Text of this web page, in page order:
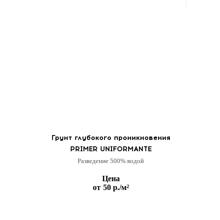
Грунт глубокого проникновения
PRIMER UNIFORMANTE
Разведение 500% водой
Цена
от 50 р./м²